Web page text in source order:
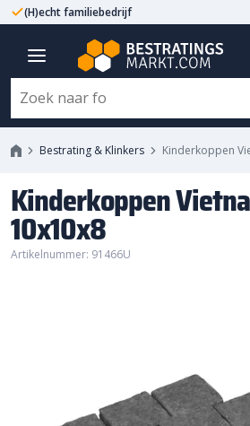
(H)echt familiebedrijf
Bestrating & Klinkers Kinderkoppen
Kinderkoppen
10x10x8
Artikelnummer: 91466U
Kinderkoppen Vietnam
10x10x8